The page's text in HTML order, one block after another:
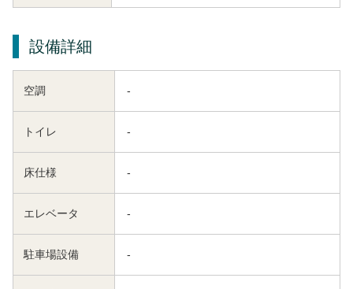
設備詳細
空調 -
トイレ -
床仕様 -
エレベータ -
駐車場設備 -